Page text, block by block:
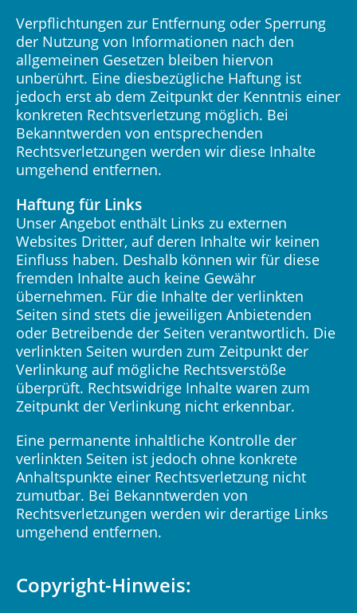
Verpflichtungen zur Entfernung oder Sperrung
der Nutzung von Informationen nach den
allgemeinen Gesetzen bleiben hiervon
unberührt. Eine diesbezügliche Haftung ist
jedoch erst ab dem Zeitpunkt der Kenntnis einer
konkreten Rechtsverletzung möglich. Bei
Bekanntwerden von entsprechenden
Rechtsverletzungen werden wir diese Inhalte
umgehend entfernen.
Haftung für Links
Unser Angebot enthält Links zu externen
Websites Dritter, auf deren Inhalte wir keinen
Einfluss haben. Deshalb können wir für diese
fremden Inhalte auch keine Gewähr
übernehmen. Für die Inhalte der verlinkten
Seiten sind stets die jeweiligen Anbietenden
oder Betreibende der Seiten verantwortlich. Die
verlinkten Seiten wurden zum Zeitpunkt der
Verlinkung auf mögliche Rechtsverstöße
überprüft. Rechtswidrige Inhalte waren zum
Zeitpunkt der Verlinkung nicht erkennbar.
Eine permanente inhaltliche Kontrolle der
verlinkten Seiten ist jedoch ohne konkrete
Anhaltspunkte einer Rechtsverletzung nicht
zumutbar. Bei Bekanntwerden von
Rechtsverletzungen werden wir derartige Links
umgehend entfernen.
Copyright-Hinweis: